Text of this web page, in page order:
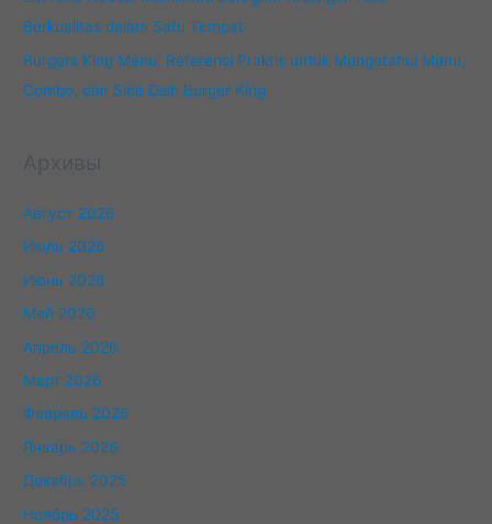
Berkualitas dalam Satu Tempat
Burgers King Menu: Referensi Praktis untuk Mengetahui Menu,
Combo, dan Side Dish Burger King
Август 2026
Июль 2026
Июнь 2026
Май 2026
Апрель 2026
Март 2026
Февраль 2026
Январь 2026
Декабрь 2025
Ноябрь 2025